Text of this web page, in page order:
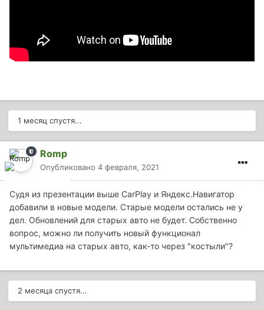
1 месяц спустя...
Romp
Опубликовано 4 февраля, 2021
Судя из презентации выше CarPlay и Яндекс.Навигатор
добавили в новые модели. Старые модели остались не у
дел. Обновлений для старых авто не будет. Собственно
вопрос, можно ли получить новый функционал
мультимедиа на старых авто, как-то через "костыли"?
2 месяца спустя...